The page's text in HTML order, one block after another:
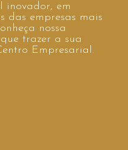
inovador, em
das empresas mais
nossa
trazer a sua
Empresarial.